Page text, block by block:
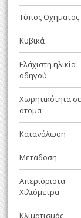
Τύπος Οχήματος
Κυβικά
Ελάχιστη ηλικία
οδηγού
Χωρητικότητα σε
άτομα
Κατανάλωση
Μετάδοση
Απεριόριστα
Χιλιόμετρα
Κλιματισμός